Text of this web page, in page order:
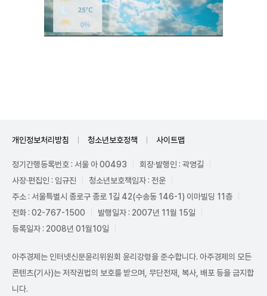
개인정보처리방침 청소년보호정책 사이트맵
정기간행등록번호 : 서울 아 00493
회장·발행인 : 곽영길
사장·편집인 : 임규진
청소년보호책임자 : 전운
주소 : 서울특별시 종로구 종로 1길 42(수송동 146-1) 이마빌딩 11층
전화 : 02-767-1500
발행일자 : 2007년 11월 15일
등록일자 : 2008년 01월10일
아주경제는 인터넷신문윤리위원회 윤리강령을 준수합니다. 아주경제의 모든
콘텐츠(기사)는 저작권법의 보호를 받으며, 무단전재, 복사, 배포 등을 금지합
니다.